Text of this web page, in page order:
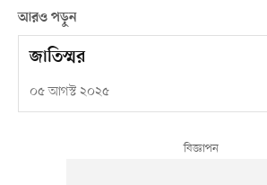
আরও পড়ুন
জাতিস্মর
০৫ আগস্ট ২০২৫